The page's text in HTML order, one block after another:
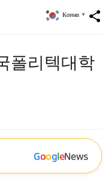
share
Korean ▼
폴리텍대학
GoogleNews